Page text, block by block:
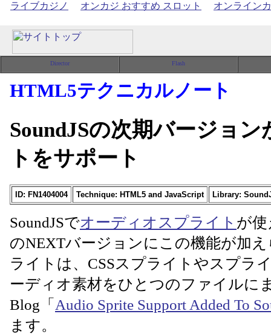
ライブカジノ オンカジ おすすめ スロット オンライン
HTML5テクニカルノート
SoundJSの次期バージョ
トをサポート
ID: FN1404004 Technique: HTML5 and JavaScript Library:
SoundJSでオーディオスプライト が
のNEXTバージョンにこの機能が加
ライトは、CSSスプライトやスプラ
ーディオ素材をひとつのファイルに
Blog「 Audio Sprite Support Added To
ます。